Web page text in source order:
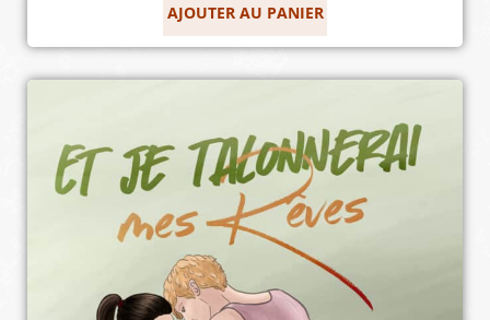
AJOUTER AU PANIER